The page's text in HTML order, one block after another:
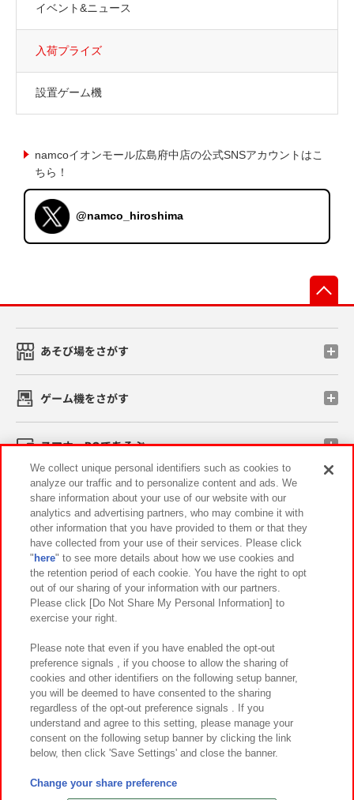
イベント&ニュース
入荷プライズ
設置ゲーム機
namcoイオンモール広島府中店の公式SNSアカウントはこ
ちら！
@namco_hiroshima
あそび場をさがす
ゲーム機をさがす
スマホ・PCであそぶ
イベント・キャンペーン
関連会社 サステナビリティ サイトポリシー
プライバシーポリシー ウェブアクセシビリティ方針と検証結果
お取引先さまとともに
カスタマーハラスメント対応方針 よくあるご質問・お問い合わせ
©Bandai Namco Amusement Inc.
©Bandai Namco Amusement Lab Inc.
We collect unique personal identifiers such as cookies to
analyze our traffic and to personalize content and ads. We
share information about your use of our website with our
analytics and advertising partners, who may combine it with
other information that you have provided to them or that they
have collected from your use of their services. Please click
" here" to see more details about how we use cookies and
the retention period of each cookie. You have the right to opt
out of our sharing of your information with our partners.
Please click [Do Not Share My Personal Information] to
exercise your right.
Please note that even if you have enabled the opt-out
preference signals , if you choose to allow the sharing of
cookies and other identifiers on the following setup banner,
you will be deemed to have consented to the sharing
regardless of the opt-out preference signals . If you
understand and agree to this setting, please manage your
consent on the following setup banner by clicking the link
below, then click 'Save Settings' and close the banner.
Change your share preference